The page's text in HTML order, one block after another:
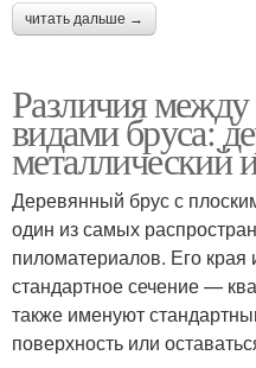
читать дальше →
Различия
видами бруса:
металлический
Деревянный брус с
один из самых
пиломатериалов. Его
стандартное сечение —
также именуют
поверхность или